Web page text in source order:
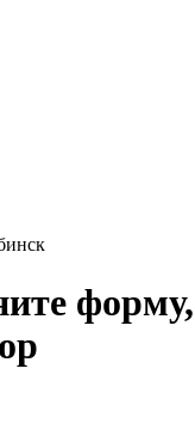
форму,